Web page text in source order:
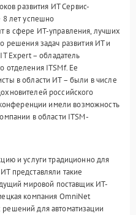
развития ИТ Сервис-
8 лет успешно
в сфере ИТ-управления, лучших
решения задач развития ИТ и
Expert – обладатель
отделения ITSMf. Ее
в области ИТ – были в числе
российского
имели возможность
в области ITSM-
и услуги традиционно для
представляли такие
мировой поставщик ИТ-
компания OmniNet
для автоматизации